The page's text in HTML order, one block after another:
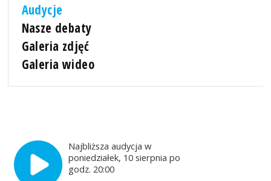
Audycje
Nasze debaty
Galeria zdjęć
Galeria wideo
Najbliższa audycja w
poniedziałek, 10 sierpnia po
godz. 20:00